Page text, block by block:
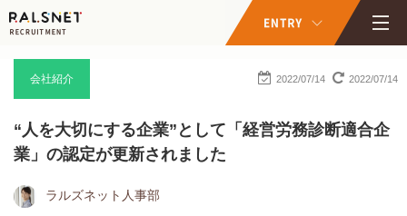
会社紹介 2022/07/14 2022/07/14
“人を大切にする企業”として「経営労務診断適合企
業」の認定が更新されました
ラルズネット人事部